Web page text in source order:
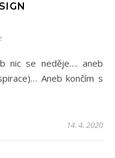
Aneb končím s
14. 4. 2020